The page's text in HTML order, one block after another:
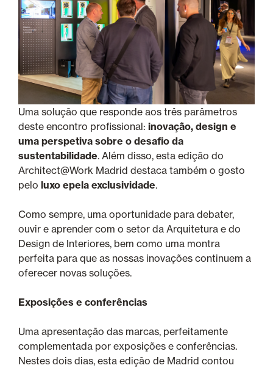
Uma solução que responde aos três parâmetros
deste encontro profissional: inovação, design e
uma perspetiva sobre o desafio da
sustentabilidade. Além disso, esta edição do
Architect@Work Madrid destaca também o gosto
pelo luxo epela exclusividade.
Como sempre, uma oportunidade para debater,
ouvir e aprender com o setor da Arquitetura e do
Design de Interiores, bem como uma montra
perfeita para que as nossas inovações continuem a
oferecer novas soluções.
Exposições e conferências
Uma apresentação das marcas, perfeitamente
complementada por exposições e conferências.
Nestes dois dias, esta edição de Madrid contou